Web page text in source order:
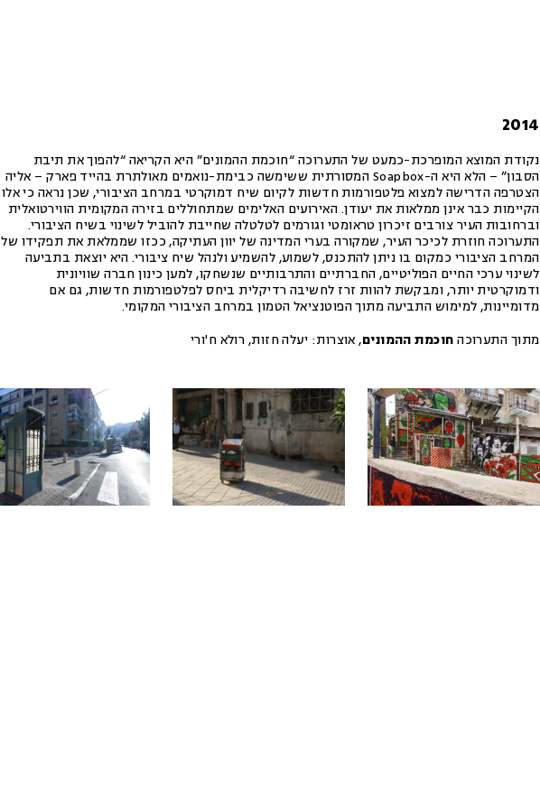
2014
נקודת המוצא המופרכת-כמעט של התערוכה “חוכמת ההמונים” היא הקריאה “להפוך את תיבת
הסבון” – הלא היא ה-Soapbox המסורתית ששימשה כבימת-נואמים מאולתרת בהייד פארק – אליה
הצטרפה הדרישה למצוא פלטפורמות חדשות לקיום שיח דמוקרטי במרחב הציבורי, שכן נראה כי אלו
הקיימות כבר אינן ממלאות את יעודן. האירועים האלימים שמתחוללים בזירה המקומית הווירטואלית
וברחובות העיר צורבים זיכרון טראומטי וגורמים לטלטלה שחייבת להוביל לשינוי בשיח הציבורי.
התערוכה חוזרת לכיכר העיר, שמקורה בערי המדינה של יוון העתיקה, ככזו שממלאת את תפקידו של
המרחב הציבורי כמקום בו ניתן להתכנס, לשמוע, להשמיע ולנהל שיח ציבורי. היא יוצאת בתביעה
לשינוי ערכי החיים הפוליטיים, החברתיים והתרבותיים שנשחקו, למען כינון חברה שוויונית
ודמוקרטית יותר, ומבקשת להוות זרז לחשיבה רדיקלית ביחס לפלטפורמות חדשות, גם אם
מדומיינות, למימוש התביעה מתוך הפוטנציאל הטמון במרחב הציבורי המקומי.
מתוך התערוכה חוכמת ההמונים, אוצרות: יעלה חזות, רולא ח'ורי